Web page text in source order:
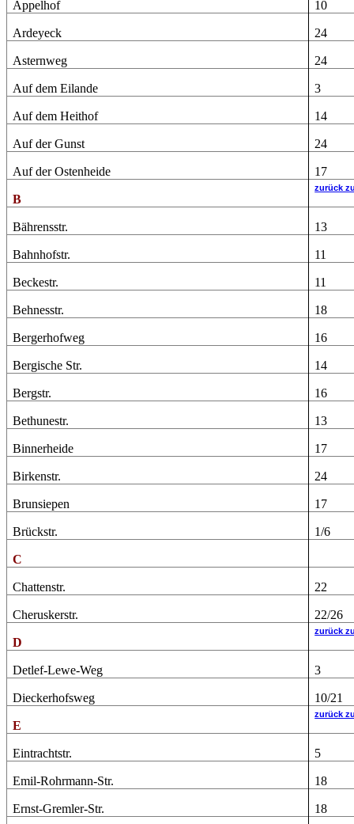
Appelhof 10
Ardeyeck 24
Asternweg 24
Auf dem Eilande 3
Auf dem Heithof 14
Auf der Gunst 24
Auf der Ostenheide 17
B
zurück
Bährensstr. 13
Bahnhofstr. 11
Beckestr. 11
Behnesstr. 18
Bergerhofweg 16
Bergische Str. 14
Bergstr. 16
Bethunestr. 13
Binnerheide 17
Birkenstr. 24
Brunsiepen 17
Brückstr. 1/6
C
Chattenstr. 22
Cheruskerstr. 22/26
D
zurück
Detlef-Lewe-Weg 3
Dieckerhofsweg 10/21
E
zurück
Eintrachtstr. 5
Emil-Rohrmann-Str. 18
Ernst-Gremler-Str. 18